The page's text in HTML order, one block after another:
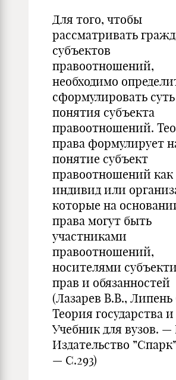
Для того, чтобы
рассматривать
субъектов
правоотношений,
необходимо
сформулировать суть
понятия субъекта
правоотношений.
права формулирует
понятие субъект
правоотношений
индивид или
которые на
права могут быть
участниками
правоотношений,
носителями
прав и обязанностей
(Лазарев В.В., Липень
Теория государства
Учебник для вузов.
Издательство
— С.293)